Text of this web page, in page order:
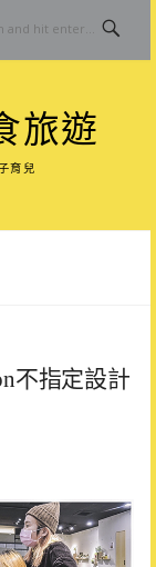
旅遊
育兒
不指定設計